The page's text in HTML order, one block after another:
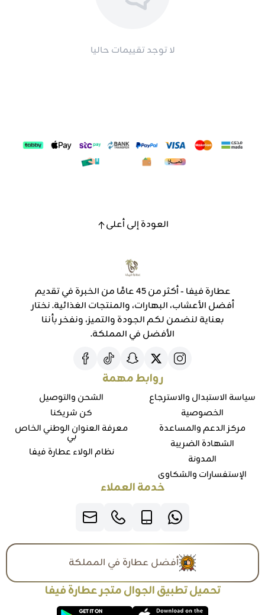
لا توجد تقييمات حاليا
العودة إلى أعلى
عطارة فيفا - أكثر من 45 عامًا من الخبرة في تقديم
أفضل الأعشاب، البهارات، والمنتجات الغذائية. نختار
بعناية لنضمن لكم الجودة والتميز، ونفخر بأننا
الأفضل في المملكة.
روابط مهمة
سياسة الاستبدال والاسترجاع
الخصوصية
مركز الدعم والمساعدة
الشهادة الضريبة
المدونة
الإستفسارات والشكاوي
الشحن والتوصيل
كن شريكنا
معرفة العنوان الوطني الخاص
بي
نظام الولاء عطارة فيفا
خدمة العملاء
أفضل عطارة في المملكة
تحميل تطبيق الجوال متجر عطارة فيفا